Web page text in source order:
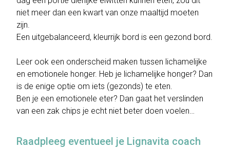
niet meer dan een kwart van onze maaltijd moeten
zijn.
Een uitgebalanceerd, kleurrijk bord is een gezond bord.
Leer ook een onderscheid maken tussen lichamelijke
en emotionele honger. Heb je lichamelijke honger? Dan
is de enige optie om iets (gezonds) te eten.
Ben je een emotionele eter? Dan gaat het verslinden
van een zak chips je echt niet beter doen voelen…
Raadpleeg eventueel je Lignavita coach